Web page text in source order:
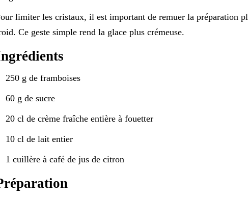
limiter les cristaux, il est important de remuer la préparation
Ce geste simple rend la glace plus crémeuse.
250 g de framboises
60 g de sucre
20 cl de crème fraîche entière à fouetter
10 cl de lait entier
1 cuillère à café de jus de citron